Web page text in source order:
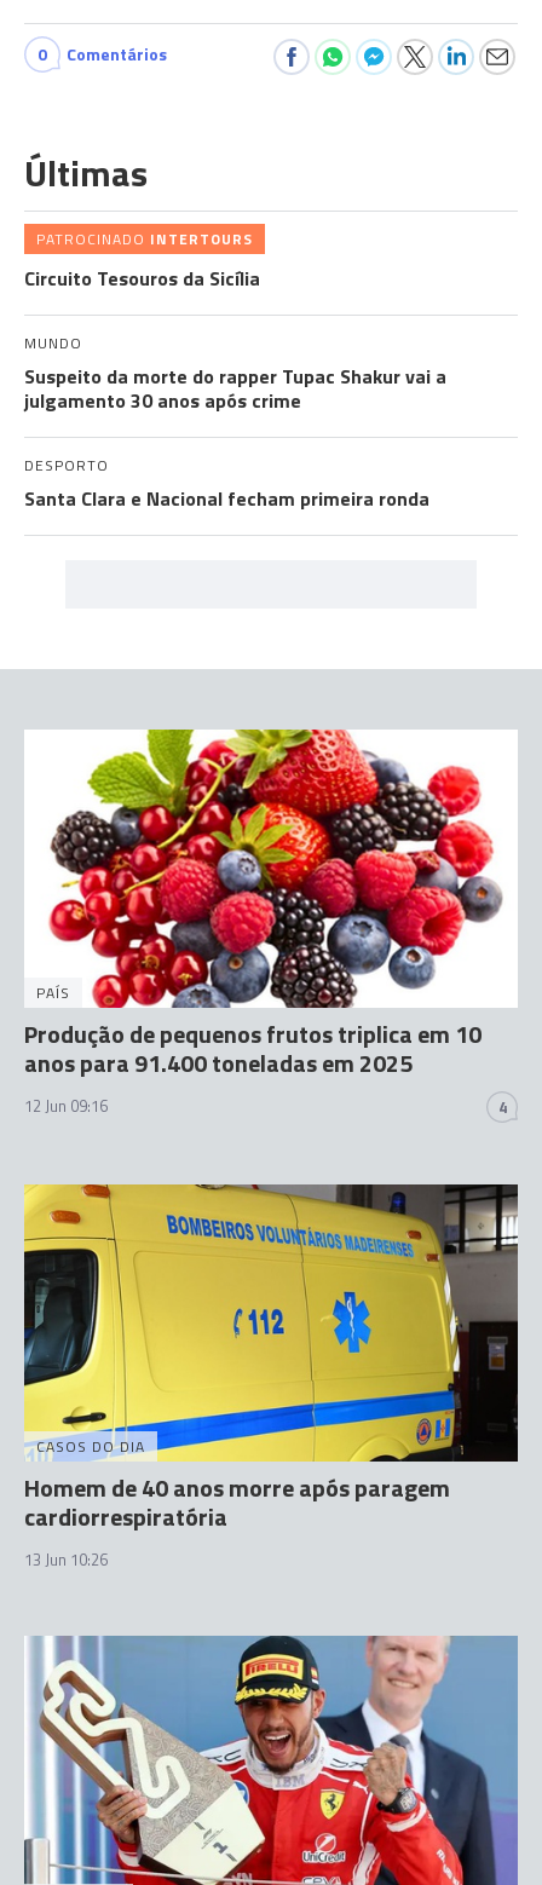
0 Comentários
Últimas
PATROCINADO INTERTOURS
Circuito Tesouros da Sicília
MUNDO
Suspeito da morte do rapper Tupac Shakur vai a
julgamento 30 anos após crime
DESPORTO
Santa Clara e Nacional fecham primeira ronda
PAÍS
Produção de pequenos frutos triplica em 10
anos para 91.400 toneladas em 2025
12 Jun 09:16 4
CASOS DO DIA
Homem de 40 anos morre após paragem
cardiorrespiratória
13 Jun 10:26